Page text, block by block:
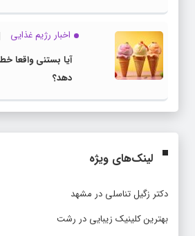
اخبار رژیم غذایی
آیا بستنی واقعا
دهد؟
لینک‌های ویژه
دکتر زگیل تناسلی در مشهد
بهترین کلینیک زیبایی در رشت